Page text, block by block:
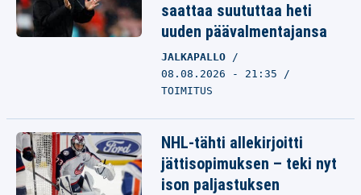
saattaa suututtaa heti
uuden päävalmentajansa
JALKAPALLO
08.08.2026 - 21:35
TOIMITUS
NHL-tähti allekirjoitti
jättisopimuksen – teki nyt
ison paljastuksen